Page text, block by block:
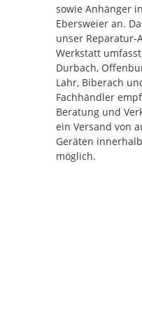
sowie Anhänger
Ebersweier an.
unser Reparatur-
Werkstatt
Durbach,
Lahr, Biberach
Fachhändler
Beratung und
ein Versand von
Geräten
möglich.